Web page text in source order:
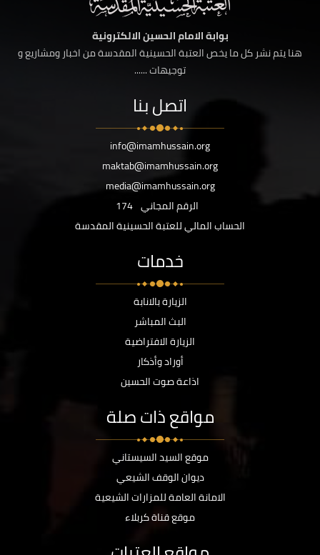
بوابة الامام الحسين الالكترونية
هنا يتم نشر كل ما يخص العتبة الحسينية المقدسة من اخبار ومشاريع و
توجيهات ......
اتصل بنا
info@imamhussain.org
maktab@imamhussain.org
media@imamhussain.org
الرقم المجاني 174
الحساب المالي للعتبة الحسينية المقدسة
خدمات
الزيارة بالانابة
البث المباشر
الزيارة الافتراضية
أوراد وأذكار
اذاعة صوت الحسين
مواقع ذات صلة
موقع السيد السيستاني
ديوان الوقف الشيعي
الامانة العامة للمزارات الشيعية
موقع قناة كربلاء